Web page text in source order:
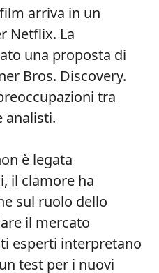
arriva in un
Netflix. La
una proposta di
Bros. Discovery.
tra
analisti.
è legata
il clamore ha
sul ruolo dello
il mercato
esperti interpretano
test per i nuovi